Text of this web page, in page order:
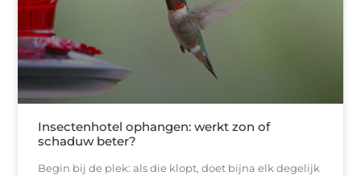
Insectenhotel ophangen: werkt zon of
schaduw beter?
Begin bij de plek: als die klopt, doet bijna elk degelijk